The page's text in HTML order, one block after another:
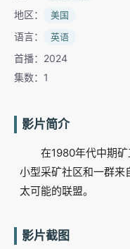
地区： 美国
语言： 英语
首播：2024
集数：1
影片简介
在1980年代中期
小型采矿社区和一群来
太可能的联盟。
影片截图